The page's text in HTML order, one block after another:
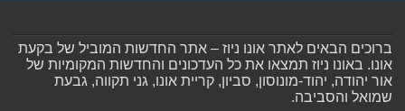
ברוכים הבאים לאתר אונו ניוז – אתר החדשות המוביל של בקעת
אונו. באונו ניוז תמצאו את כל העדכונים והחדשות המקומיות של
אור יהודה, יהוד-מונוסון, סביון, קריית אונו, גני תקווה, גבעת
שמואל והסביבה.